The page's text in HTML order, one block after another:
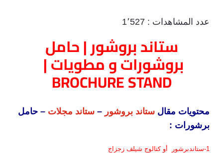
عدد المشاهدات : 1٬527
ستاند بروشور | حامل
بروشورات و مطويات |
BROCHURE STAND
محتويات مقال ستاند بروشور – ستاند مجلات – حامل
برشورات :
1- ستاندبرشور أو كتالوج شيلف زجزاج